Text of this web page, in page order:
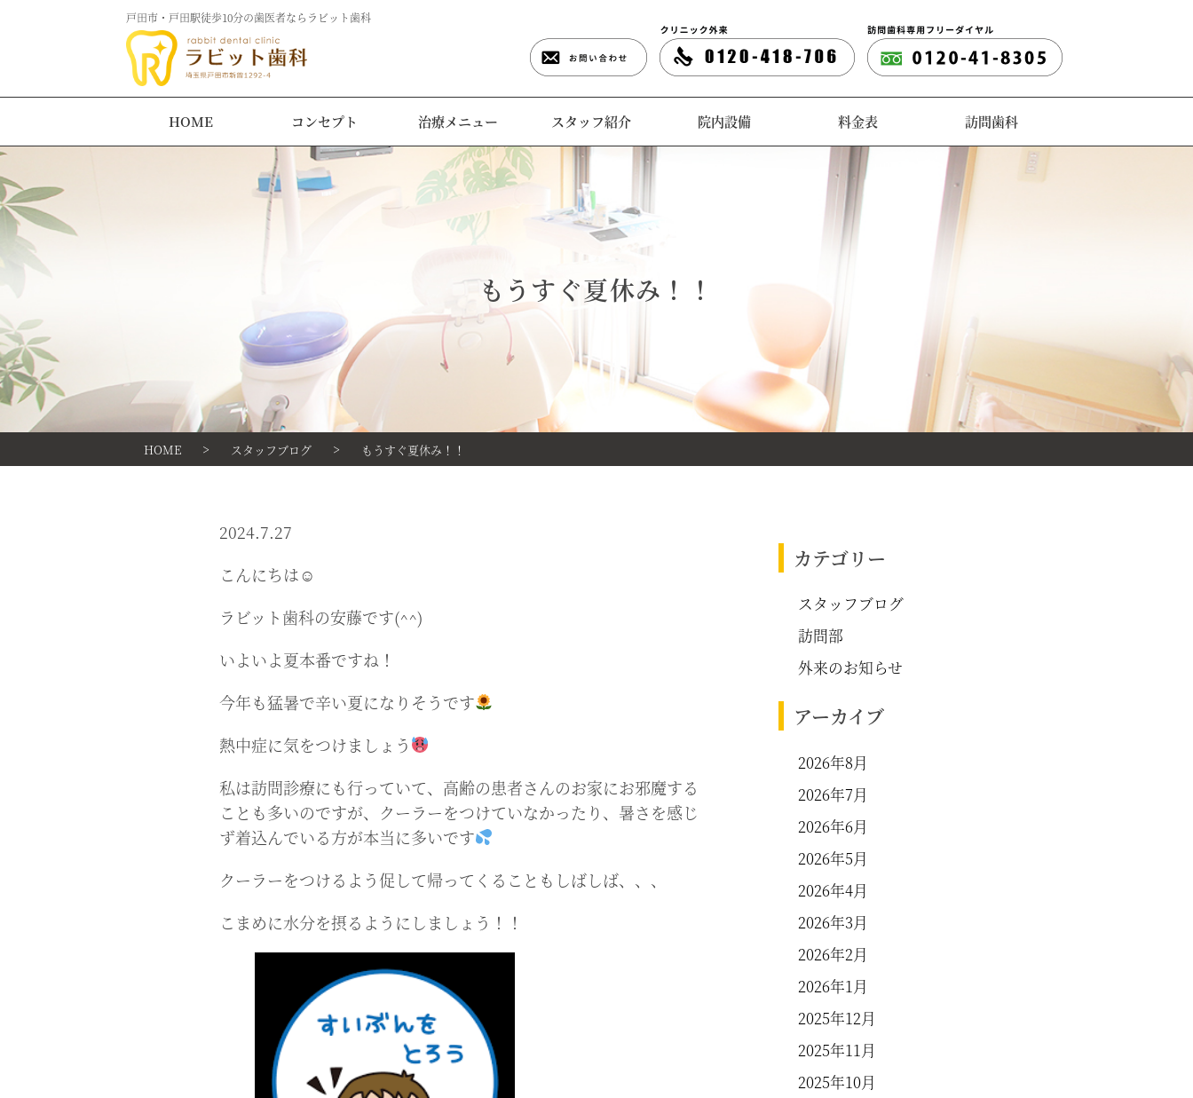
戸田市・戸田駅徒歩10分の歯医者ならラビット歯科
HOME コンセプト 治療メニュー スタッフ紹介 院内設備 料金表 訪問歯科
もうすぐ夏休み！！
HOME > スタッフブログ > もうすぐ夏休み！！
2024.7.27
こんにちは☺
ラビット歯科の安藤です(^^)
いよいよ夏本番ですね！
今年も猛暑で辛い夏になりそうです
熱中症に気をつけましょう
私は訪問診療にも行っていて、高齢の患者さんのお家にお邪魔する
ことも多いのですが、クーラーをつけていなかったり、暑さを感じ
ず着込んでいる方が本当に多いです
クーラーをつけるよう促して帰ってくることもしばしば、、、
こまめに水分を摂るようにしましょう！！
カテゴリー
スタッフブログ
訪問部
外来のお知らせ
アーカイブ
2026年8月
2026年7月
2026年6月
2026年5月
2026年4月
2026年3月
2026年2月
2026年1月
2025年12月
2025年11月
2025年10月